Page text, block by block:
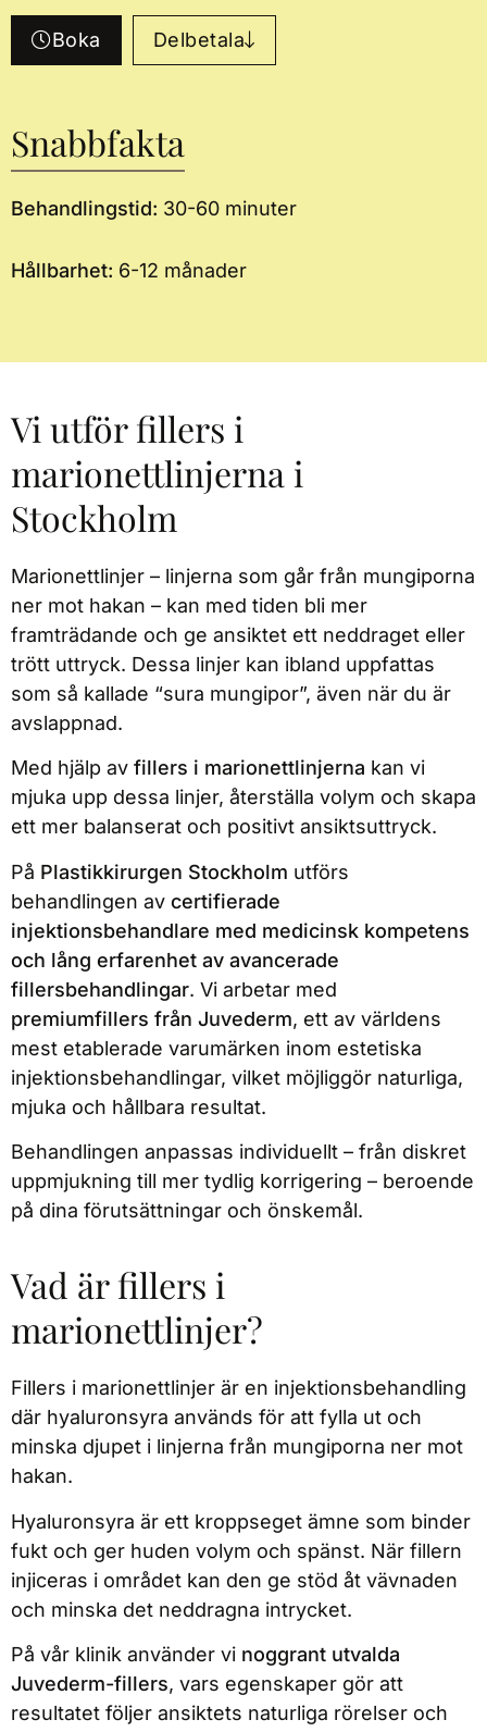
Boka Delbetala
Snabbfakta
Behandlingstid: 30-60 minuter
Hållbarhet: 6-12 månader
Vi utför fillers i
marionettlinjerna i
Stockholm
Marionettlinjer – linjerna som går från mungiporna
ner mot hakan – kan med tiden bli mer
framträdande och ge ansiktet ett neddraget eller
trött uttryck. Dessa linjer kan ibland uppfattas
som så kallade “sura mungipor”, även när du är
avslappnad.
Med hjälp av fillers i marionettlinjerna kan vi
mjuka upp dessa linjer, återställa volym och skapa
ett mer balanserat och positivt ansiktsuttryck.
På Plastikkirurgen Stockholm utförs
behandlingen av certifierade
injektionsbehandlare med medicinsk kompetens
och lång erfarenhet av avancerade
fillersbehandlingar. Vi arbetar med
premiumfillers från Juvederm, ett av världens
mest etablerade varumärken inom estetiska
injektionsbehandlingar, vilket möjliggör naturliga,
mjuka och hållbara resultat.
Behandlingen anpassas individuellt – från diskret
uppmjukning till mer tydlig korrigering – beroende
på dina förutsättningar och önskemål.
Vad är fillers i
marionettlinjer?
Fillers i marionettlinjer är en injektionsbehandling
där hyaluronsyra används för att fylla ut och
minska djupet i linjerna från mungiporna ner mot
hakan.
Hyaluronsyra är ett kroppseget ämne som binder
fukt och ger huden volym och spänst. När fillern
injiceras i området kan den ge stöd åt vävnaden
och minska det neddragna intrycket.
På vår klinik använder vi noggrant utvalda
Juvederm-fillers, vars egenskaper gör att
resultatet följer ansiktets naturliga rörelser och